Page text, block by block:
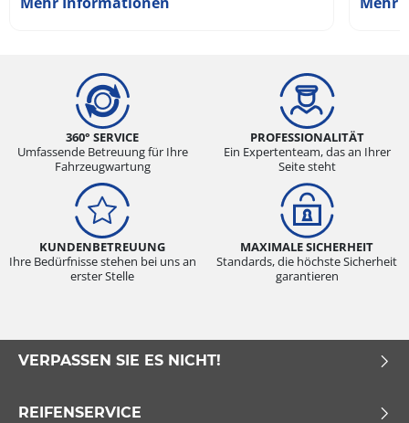
360° SERVICE
Umfassende Betreuung für Ihre
Fahrzeugwartung
PROFESSIONALITÄT
Ein Expertenteam, das an Ihrer
Seite steht
KUNDENBETREUUNG
Ihre Bedürfnisse stehen bei uns an
erster Stelle
MAXIMALE SICHERHEIT
Standards, die höchste Sicherheit
garantieren
VERPASSEN SIE ES NICHT!
REIFENSERVICE